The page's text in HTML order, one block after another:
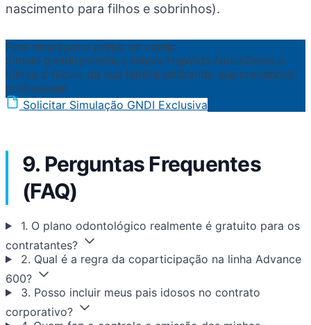
nascimento para filhos e sobrinhos).
Pare de pagar o preço de varejo
Simule gratuitamente a tabela HapVida NotreDame e
blinde o futuro da sua família utilizando sua credencial
profissional.
Solicitar Simulação GNDI Exclusiva
9. Perguntas Frequentes
(FAQ)
1. O plano odontológico realmente é gratuito para os
contratantes?
2. Qual é a regra da coparticipação na linha Advance
600?
3. Posso incluir meus pais idosos no contrato
corporativo?